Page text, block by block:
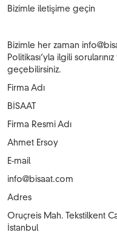
Bizimle iletişime geçin
Bizimle her zaman
Politikası’yla ilgili
geçebilirsiniz.
Firma Adı
BİSAAT
Firma Resmi Adı
Ahmet Ersoy
E-mail
info@bisaat.com
Adres
Oruçreis Mah. Tekstilkent
İstanbul